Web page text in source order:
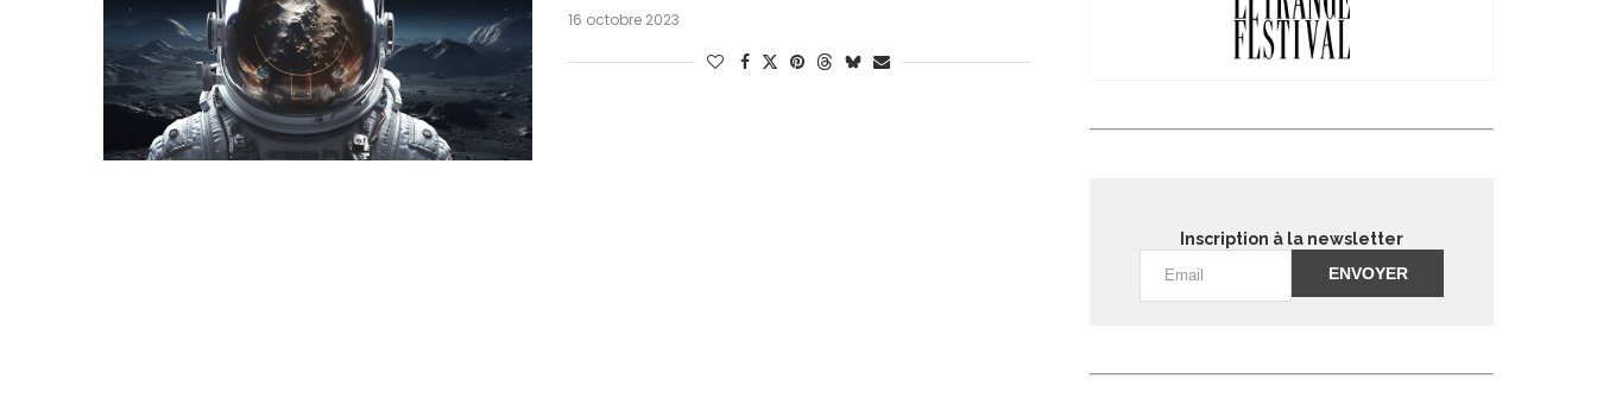
16 octobre 2023
Inscription à la newsletter